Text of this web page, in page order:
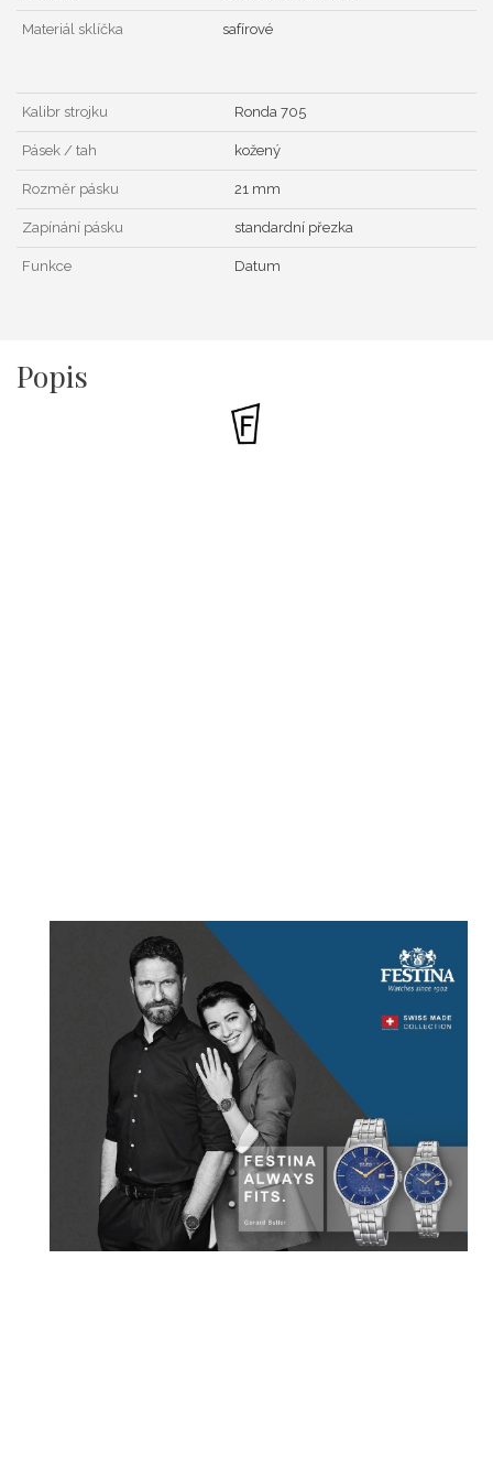
Materiál sklíčka safírové
Kalibr strojku Ronda 705
Pásek / tah kožený
Rozměr pásku 21 mm
Zapínání pásku standardní přezka
Funkce Datum
Popis